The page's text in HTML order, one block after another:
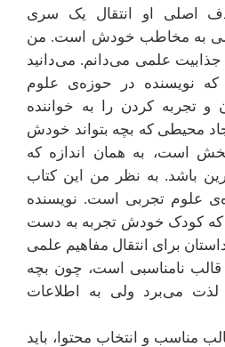
اصلی او انتقال یک سری
به مخاطب خودش است. من
جذابیت علمی می‌دانم. می‌دانید
نویسنده در حوزه‌ی علوم
تجربه کردن را به خواننده
محیطی که بچه بتواند خودش
است، به همان اندازه که
باشد. به نظر من این کتاب
علوم تجربی است. نویسنده
که کودک خودش تجربه به دست
برای انتقال مفاهیم علمی
نامناسبی است، چون بچه
می‌برد ولی به اطلاعات
مناسب و انتخاب محتوا، باید